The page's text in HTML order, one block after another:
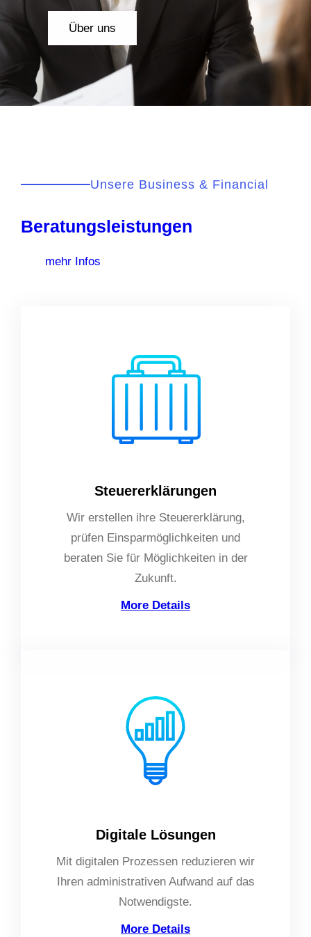
Über uns
Unsere Business & Financial
Beratungsleistungen
mehr Infos
Steuererklärungen
Wir erstellen ihre Steuererklärung,
prüfen Einsparmöglichkeiten und
beraten Sie für Möglichkeiten in der
Zukunft.
More Details
Digitale Lösungen
Mit digitalen Prozessen reduzieren wir
Ihren administrativen Aufwand auf das
Notwendigste.
More Details